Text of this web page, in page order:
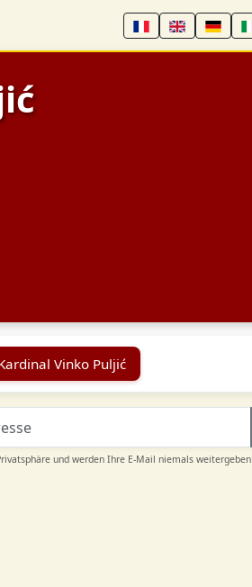
Vinko Puljić
und werden Ihre E-Mail niemals weitergeben